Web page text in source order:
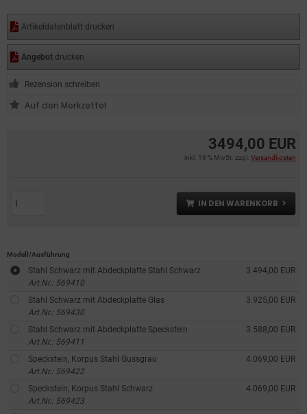
3494,00 EUR
inkl. 19 % MwSt. zzgl. Versandkosten
IN DEN WARENKORB
Artikeldatenblatt drucken
Angebot drucken
Rezension schreiben
Modell/Ausführung
Stahl Schwarz mit Abdeckplatte Stahl Schwarz
3.494,00 EUR
Art.Nr.: 569410
Stahl Schwarz mit Abdeckplatte Glas
3.925,00 EUR
Art.Nr.: 569430
Stahl Schwarz mit Abdeckplatte Speckstein
3.588,00 EUR
Art.Nr.: 569411
Speckstein, Korpus Stahl Gussgrau
4.069,00 EUR
Art.Nr.: 569422
Speckstein, Korpus Stahl Schwarz
4.069,00 EUR
Art.Nr.: 569423